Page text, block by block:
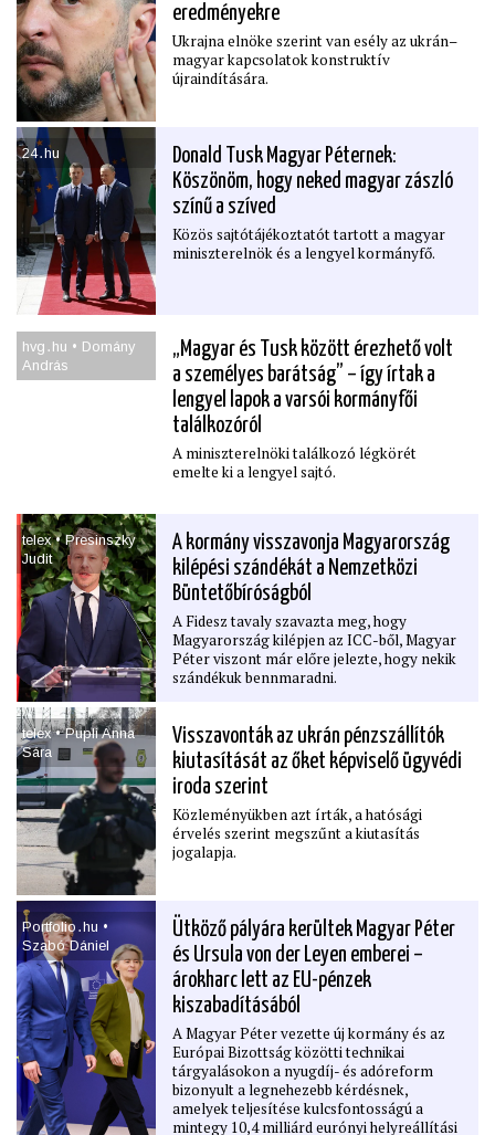
eredményekre
Ukrajna elnöke szerint van esély az ukrán–
magyar kapcsolatok konstruktív
újraindítására.
24․hu
Donald Tusk Magyar Péternek:
Köszönöm, hogy neked magyar zászló
színű a szíved
Közös sajtótájékoztatót tartott a magyar
miniszterelnök és a lengyel kormányfő.
hvg․hu • Domány
András
„Magyar és Tusk között érezhető volt
a személyes barátság” – így írtak a
lengyel lapok a varsói kormányfői
találkozóról
A miniszterelnöki találkozó légkörét
emelte ki a lengyel sajtó.
telex • Presinszky
Judit
A kormány visszavonja Magyarország
kilépési szándékát a Nemzetközi
Büntetőbíróságból
A Fidesz tavaly szavazta meg, hogy
Magyarország kilépjen az ICC-ből, Magyar
Péter viszont már előre jelezte, hogy nekik
szándékuk bennmaradni.
telex • Pupli Anna
Sára
Visszavonták az ukrán pénzszállítók
kiutasítását az őket képviselő ügyvédi
iroda szerint
Közleményükben azt írták, a hatósági
érvelés szerint megszűnt a kiutasítás
jogalapja.
Portfolio․hu •
Szabó Dániel
Ütköző pályára kerültek Magyar Péter
és Ursula von der Leyen emberei –
árokharc lett az EU-pénzek
kiszabadításából
A Magyar Péter vezette új kormány és az
Európai Bizottság közötti technikai
tárgyalásokon a nyugdíj- és adóreform
bizonyult a legnehezebb kérdésnek,
amelyek teljesítése kulcsfontosságú a
mintegy 10,4 milliárd eurónyi helyreállítási